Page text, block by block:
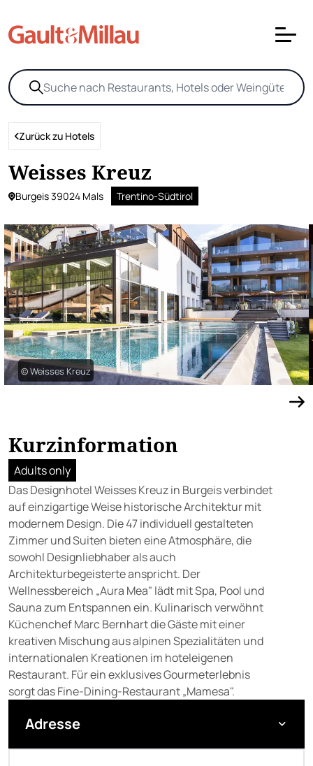
Zurück zu Hotels
Weisses Kreuz
Burgeis 39024 Mals Trentino-Südtirol
© Weisses Kreuz
Kurzinformation
Adults only
Das Designhotel Weisses Kreuz in Burgeis verbindet
auf einzigartige Weise historische Architektur mit
modernem Design. Die 47 individuell gestalteten
Zimmer und Suiten bieten eine Atmosphäre, die
sowohl Designliebhaber als auch
Architekturbegeisterte anspricht. Der
Wellnessbereich „Aura Mea" lädt mit Spa, Pool und
Sauna zum Entspannen ein. Kulinarisch verwöhnt
Küchenchef Marc Bernhart die Gäste mit einer
kreativen Mischung aus alpinen Spezialitäten und
internationalen Kreationen im hoteleigenen
Restaurant. Für ein exklusives Gourmeterlebnis
sorgt das Fine-Dining-Restaurant „Mamesa".
Adresse